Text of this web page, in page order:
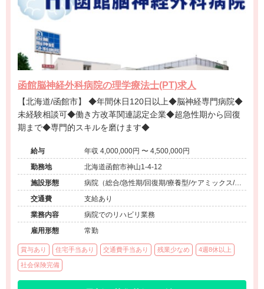
函館脳神経外科病院の理学療法士(PT)求人
【北海道/函館市】 ◆年間休日120日以上◆脳神経専門病院◆
未経験相談可◆働き方改革関連認定企業◆超急性期から回復
期まで◆専門的スキルを磨けます◆
給与
年収 4,000,000円 〜 4,500,000円
勤務地
北海道函館市神山1-4-12
施設形態
病院（総合/急性期/回復期/療養型/ケアミックス/外
来）、その他（その他）
交通費
支給あり
業務内容
病院でのリハビリ業務
雇用形態
常勤
賞与あり 住宅手当あり 交通費手当あり 残業少なめ 4週8休以上
社会保険完備